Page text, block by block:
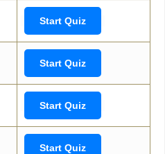
Start Quiz
Start Quiz
Start Quiz
Start Quiz